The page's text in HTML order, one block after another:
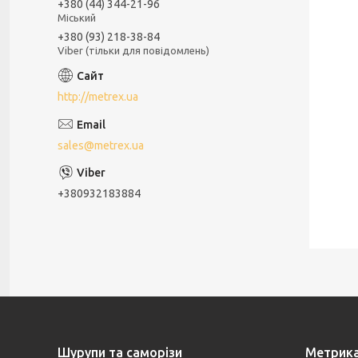
+380 (44) 344-21-96
Міський
+380 (93) 218-38-84
Viber (тільки для повідомлень)
http://metrex.ua
sales@metrex.ua
+380932183884
Шурупи та саморізи